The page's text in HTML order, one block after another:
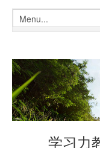
学习力